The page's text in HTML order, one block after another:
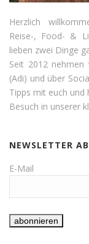
Herzlich
Reise-, Food- &
lieben zwei Dinge
Seit 2012
(Adi) und über
Tipps mit euch und
Besuch in unserer
NEWSLETTER
E-Mail